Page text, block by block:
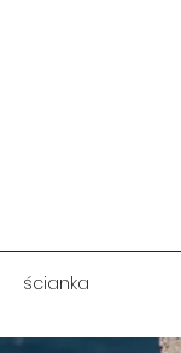
ścianka